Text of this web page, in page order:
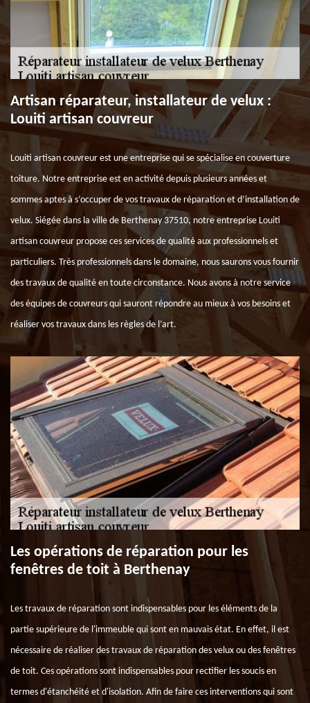
Artisan réparateur, installateur de velux :
Louiti artisan couvreur
Louiti artisan couvreur est une entreprise qui se spécialise en couverture
toiture. Notre entreprise est en activité depuis plusieurs années et
sommes aptes à s’occuper de vos travaux de réparation et d’installation de
velux. Siégée dans la ville de Berthenay 37510, notre entreprise Louiti
artisan couvreur propose ces services de qualité aux professionnels et
particuliers. Très professionnels dans le domaine, nous saurons vous fournir
des travaux de qualité en toute circonstance. Nous avons à notre service
des équipes de couvreurs qui sauront répondre au mieux à vos besoins et
réaliser vos travaux dans les règles de l’art.
Les opérations de réparation pour les
fenêtres de toit à Berthenay
Les travaux de réparation sont indispensables pour les éléments de la
partie supérieure de l'immeuble qui sont en mauvais état. En effet, il est
nécessaire de réaliser des travaux de réparation des velux ou des fenêtres
de toit. Ces opérations sont indispensables pour rectifier les soucis en
termes d'étanchéité et d'isolation. Afin de faire ces interventions qui sont